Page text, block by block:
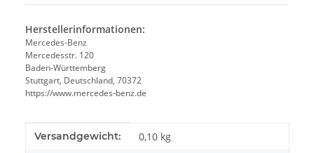
Herstellerinformationen:
Mercedes-Benz
Mercedesstr. 120
Baden-Württemberg
Stuttgart, Deutschland, 70372
https://www.mercedes-benz.de
Produkteigenschaft
Wert
Versandgewicht: 0,10 kg